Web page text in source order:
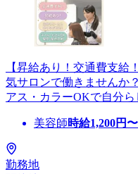
【昇給あり！交通費支
気サロンで働きませんか
アス・カラーOKで自分ら
美容師時給1,200円〜
勤務地